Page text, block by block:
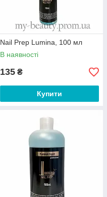
Nail Prep Lumina, 100 мл
В наявності
135 ₴
Купити